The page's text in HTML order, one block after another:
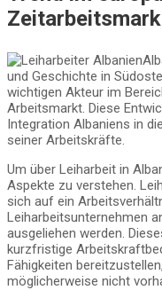
und Geschichte in
wichtigen Akteur im
Arbeitsmarkt. Diese
Integration Albaniens in
seiner Arbeitskräfte.
Um über Leiharbeit in
Aspekte zu verstehen.
sich auf ein
Leiharbeitsunternehmen
ausgeliehen werden.
kurzfristige
Fähigkeiten
möglicherweise nicht